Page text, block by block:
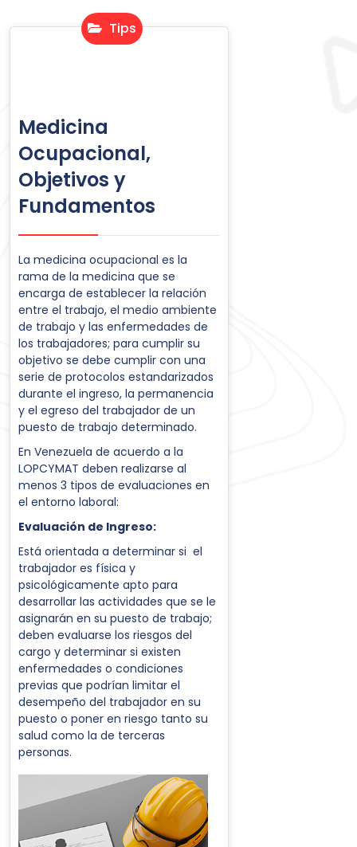
Tips
Medicina
Ocupacional,
Objetivos y
Fundamentos
La medicina ocupacional es la
rama de la medicina que se
encarga de establecer la relación
entre el trabajo, el medio ambiente
de trabajo y las enfermedades de
los trabajadores; para cumplir su
objetivo se debe cumplir con una
serie de protocolos estandarizados
durante el ingreso, la permanencia
y el egreso del trabajador de un
puesto de trabajo determinado.
En Venezuela de acuerdo a la
LOPCYMAT deben realizarse al
menos 3 tipos de evaluaciones en
el entorno laboral:
Evaluación de Ingreso:
Está orientada a determinar si el
trabajador es física y
psicológicamente apto para
desarrollar las actividades que se le
asignarán en su puesto de trabajo;
deben evaluarse los riesgos del
cargo y determinar si existen
enfermedades o condiciones
previas que podrían limitar el
desempeño del trabajador en su
puesto o poner en riesgo tanto su
salud como la de terceras
personas.